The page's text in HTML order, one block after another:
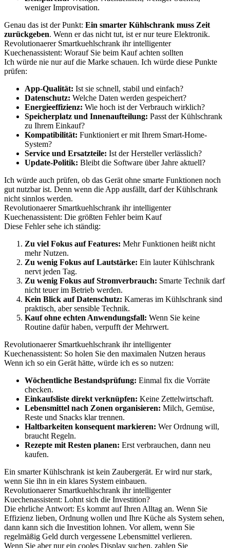
weniger Improvisation.
Genau das ist der Punkt: Ein smarter Kühlschrank muss Zeit
zurückgeben. Wenn er das nicht tut, ist er nur teure Elektronik.
Revolutionaerer Smartkuehlschrank ihr intelligenter
Kuechenassistent: Worauf Sie beim Kauf achten sollten
Ich würde nie nur auf die Marke schauen. Ich würde diese Punkte
prüfen:
App-Qualität: Ist sie schnell, stabil und einfach?
Datenschutz: Welche Daten werden gespeichert?
Energieeffizienz: Wie hoch ist der Verbrauch wirklich?
Speicherplatz und Innenaufteilung: Passt der Kühlschrank
zu Ihrem Einkauf?
Kompatibilität: Funktioniert er mit Ihrem Smart-Home-
System?
Service und Ersatzteile: Ist der Hersteller verlässlich?
Update-Politik: Bleibt die Software über Jahre aktuell?
Ich würde auch prüfen, ob das Gerät ohne smarte Funktionen noch
gut nutzbar ist. Denn wenn die App ausfällt, darf der Kühlschrank
nicht sinnlos werden.
Revolutionaerer Smartkuehlschrank ihr intelligenter
Kuechenassistent: Die größten Fehler beim Kauf
Diese Fehler sehe ich ständig:
Zu viel Fokus auf Features: Mehr Funktionen heißt nicht
mehr Nutzen.
Zu wenig Fokus auf Lautstärke: Ein lauter Kühlschrank
nervt jeden Tag.
Zu wenig Fokus auf Stromverbrauch: Smarte Technik darf
nicht teuer im Betrieb werden.
Kein Blick auf Datenschutz: Kameras im Kühlschrank sind
praktisch, aber sensible Technik.
Kauf ohne echten Anwendungsfall: Wenn Sie keine
Routine dafür haben, verpufft der Mehrwert.
Revolutionaerer Smartkuehlschrank ihr intelligenter
Kuechenassistent: So holen Sie den maximalen Nutzen heraus
Wenn ich so ein Gerät hätte, würde ich es so nutzen:
Wöchentliche Bestandsprüfung: Einmal fix die Vorräte
checken.
Einkaufsliste direkt verknüpfen: Keine Zettelwirtschaft.
Lebensmittel nach Zonen organisieren: Milch, Gemüse,
Reste und Snacks klar trennen.
Haltbarkeiten konsequent markieren: Wer Ordnung will,
braucht Regeln.
Rezepte mit Resten planen: Erst verbrauchen, dann neu
kaufen.
Ein smarter Kühlschrank ist kein Zaubergerät. Er wird nur stark,
wenn Sie ihn in ein klares System einbauen.
Revolutionaerer Smartkuehlschrank ihr intelligenter
Kuechenassistent: Lohnt sich die Investition?
Die ehrliche Antwort: Es kommt auf Ihren Alltag an. Wenn Sie
Effizienz lieben, Ordnung wollen und Ihre Küche als System sehen,
dann kann sich die Investition lohnen. Vor allem, wenn Sie
regelmäßig Geld durch vergessene Lebensmittel verlieren.
Wenn Sie aber nur ein cooles Display suchen, zahlen Sie